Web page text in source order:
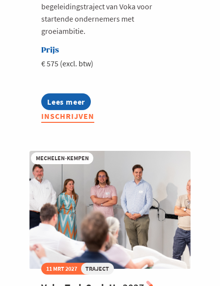
begeleidingstraject van Voka voor
startende ondernemers met
groeiambitie.
Prijs
€ 575 (excl. btw)
Lees meer
about
Bryo
-
INSCHRIJVEN
MECHELEN-KEMPEN
11 MRT 2027 TRAJECT